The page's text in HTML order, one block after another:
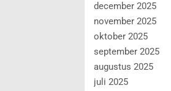
december 2025
november 2025
oktober 2025
september 2025
augustus 2025
juli 2025